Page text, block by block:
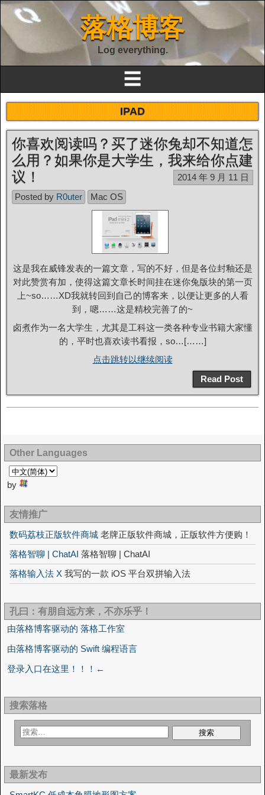
落格博客
Log everything.
☰
IPAD
你喜欢阅读吗？买了迷你兔却不知道怎
么用？如果你是大学生，我来给你点建
议！
2014 年 9 月 11 日
Posted by R0uter Mac OS
这是我在威锋发表的一篇文章，写的不好，但是各位封釉还是
对此赞赏有加，使得这篇文章长时间挂在迷你兔版块的第一页
上~so……XD我就转回到自己的博客来，以便让更多的人看
到，嗯……这是精校完善了的~
卤煮作为一名大学生，尤其是工科这一类各种专业书籍大家懂
的，平时也喜欢读书看报，so…[……]
点击跳转以继续阅读
Read Post
Other Languages
by
友情推广
数码荔枝正版软件商城 老牌正版软件商城，正版软件方便购！
落格智聊 | ChatAI 落格智聊 | ChatAI
落格输入法 X 我写的一款 iOS 平台双拼输入法
孔曰：有朋自远方来，不亦乐乎！
由落格博客驱动的 落格工作室
由落格博客驱动的 Swift 编程语言
登录入口在这里！！！←
搜索落格
最新发布